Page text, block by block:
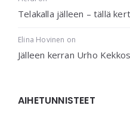
Telakalla jälleen – tällä
Elina Hovinen on
Jälleen kerran Urho
AIHETUNNISTEET